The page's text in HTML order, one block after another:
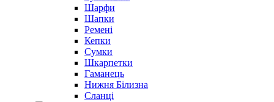
Шарфи
Шапки
Ремені
Кепки
Сумки
Шкарпетки
Гаманець
Нижня Білизна
Сланці